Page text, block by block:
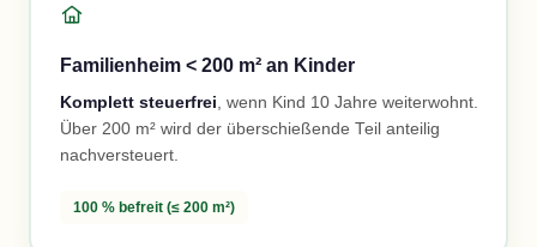
Familienheim < 200 m² an Kinder
Komplett steuerfrei, wenn Kind 10 Jahre weiterwohnt.
Über 200 m² wird der überschießende Teil anteilig
nachversteuert.
100 % befreit (≤ 200 m²)